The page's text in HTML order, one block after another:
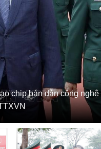
chip bán dẫn công